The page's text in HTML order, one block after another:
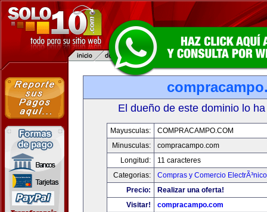
El dueño de este dominio lo
Mayusculas:
COMPRACAMPO.COM
Minusculas:
compracampo.com
Longitud:
11 caracteres
Categorias:
Compras y Comercio ElectrÃ³nico
Precio:
Realizar una oferta!
Visitar!
compracampo.com